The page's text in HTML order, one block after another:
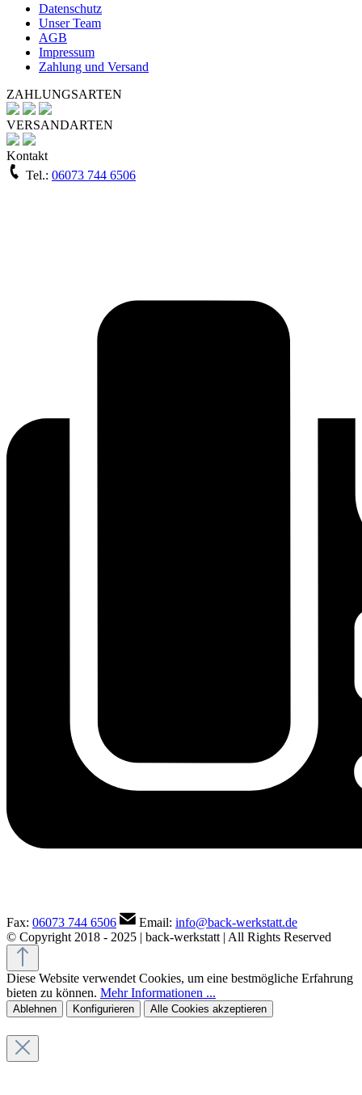
Datenschutz
Unser Team
AGB
Impressum
Zahlung und Versand
ZAHLUNGSARTEN
VERSANDARTEN
Kontakt
Tel.: 06073 744 6506
Fax: 06073 744 6506 Email: info@back-werkstatt.de
© Copyright 2018 - 2025 | back-werkstatt | All Rights Reserved
Diese Website verwendet Cookies, um eine bestmögliche Erfahrung
bieten zu können. Mehr Informationen ...
Ablehnen Konfigurieren Alle Cookies akzeptieren